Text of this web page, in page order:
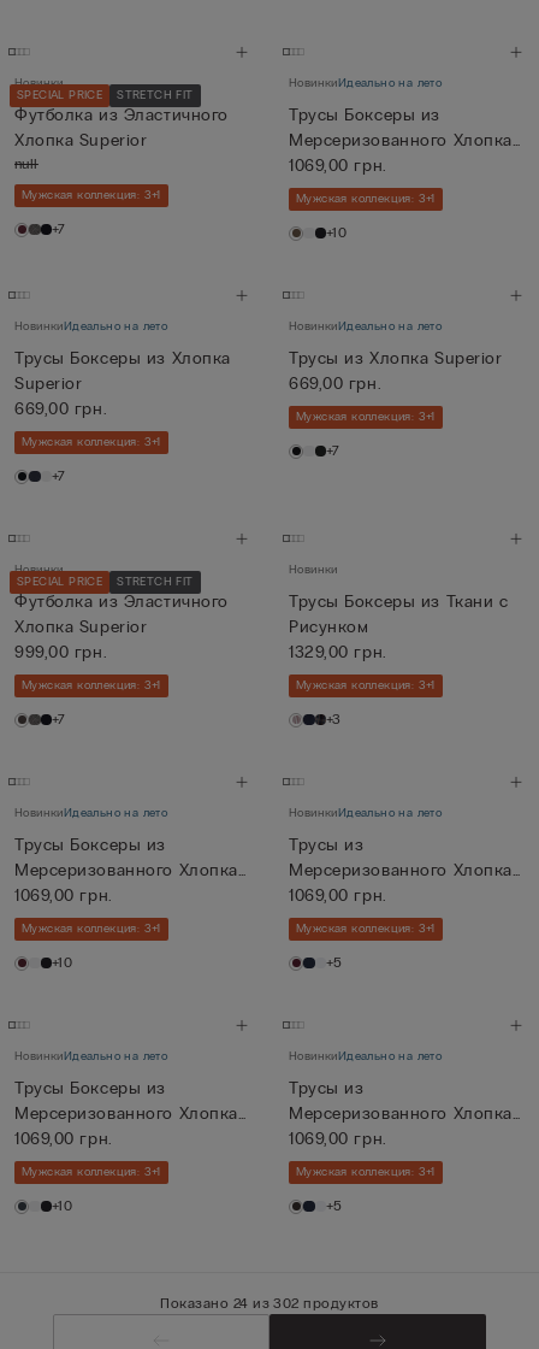
SPECIAL PRICE STRETCH FIT
Новинки
Футболка из Эластичного
Хлопка Superior
null
Мужская коллекция: 3+1
+7
НовинкиИдеально на лето
Трусы Боксеры из
Мерсеризованного Хлопка
filo Prem...
1069,00 грн.
Мужская коллекция: 3+1
+10
НовинкиИдеально на лето
Трусы Боксеры из Хлопка
Superior
669,00 грн.
Мужская коллекция: 3+1
+7
НовинкиИдеально на лето
Трусы из Хлопка Superior
669,00 грн.
Мужская коллекция: 3+1
+7
SPECIAL PRICE STRETCH FIT
Новинки
Футболка из Эластичного
Хлопка Superior
999,00 грн.
Мужская коллекция: 3+1
+7
Новинки
Трусы Боксеры из Ткани с
Рисунком
1329,00 грн.
Мужская коллекция: 3+1
+3
НовинкиИдеально на лето
Трусы Боксеры из
Мерсеризованного Хлопка
filo Prem...
1069,00 грн.
Мужская коллекция: 3+1
+10
НовинкиИдеально на лето
Трусы из
Мерсеризованного Хлопка
Premium
1069,00 грн.
Мужская коллекция: 3+1
+5
НовинкиИдеально на лето
Трусы Боксеры из
Мерсеризованного Хлопка
filo Prem...
1069,00 грн.
Мужская коллекция: 3+1
+10
НовинкиИдеально на лето
Трусы из
Мерсеризованного Хлопка
Premium
1069,00 грн.
Мужская коллекция: 3+1
+5
Показано 24 из 302 продуктов